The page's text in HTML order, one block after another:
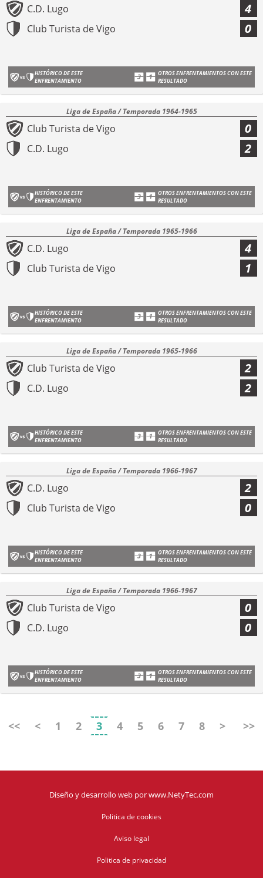
C.D. Lugo 4
Club Turista de Vigo 0
HISTÓRICO DE ESTE
ENFRENTAMIENTO
OTROS ENFRENTAMIENTOS CON ESTE
RESULTADO
Liga de España / Temporada 1964-1965
Club Turista de Vigo 0
C.D. Lugo 2
HISTÓRICO DE ESTE
ENFRENTAMIENTO
OTROS ENFRENTAMIENTOS CON ESTE
RESULTADO
Liga de España / Temporada 1965-1966
C.D. Lugo 4
Club Turista de Vigo 1
HISTÓRICO DE ESTE
ENFRENTAMIENTO
OTROS ENFRENTAMIENTOS CON ESTE
RESULTADO
Liga de España / Temporada 1965-1966
Club Turista de Vigo 2
C.D. Lugo 2
HISTÓRICO DE ESTE
ENFRENTAMIENTO
OTROS ENFRENTAMIENTOS CON ESTE
RESULTADO
Liga de España / Temporada 1966-1967
C.D. Lugo 2
Club Turista de Vigo 0
HISTÓRICO DE ESTE
ENFRENTAMIENTO
OTROS ENFRENTAMIENTOS CON ESTE
RESULTADO
Liga de España / Temporada 1966-1967
Club Turista de Vigo 0
C.D. Lugo 0
HISTÓRICO DE ESTE
ENFRENTAMIENTO
OTROS ENFRENTAMIENTOS CON ESTE
RESULTADO
<< < 1 2 3 4 5 6 7 8 > >>
Diseño y desarrollo web porwww.NetyTec.com
Politica de cookies
Aviso legal
Politica de privacidad